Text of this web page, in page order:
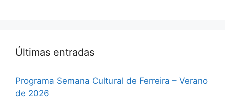
Últimas entradas
Programa Semana Cultural de Ferreira – Verano
de 2026